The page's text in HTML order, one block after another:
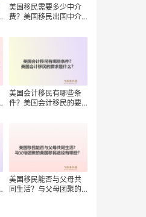
美国移民需要多少中介
费？美国移民出国中介
美国会计移民有哪些条
件？美国会计移民的要
美国移民能否与父母共
同生活？与父母团聚的